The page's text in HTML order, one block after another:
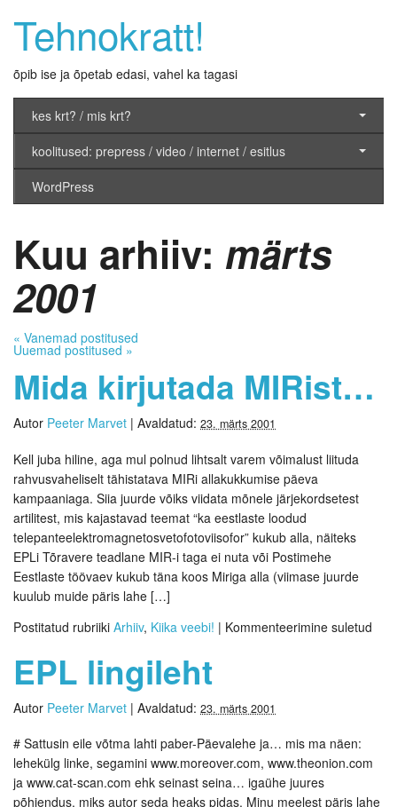
Tehnokratt!
õpib ise ja õpetab edasi, vahel ka tagasi
kes krt? / mis krt?
koolitused: prepress / video / internet / esitlus
WordPress
Kuu arhiiv: märts
2001
« Vanemad postitused
Uuemad postitused »
Mida kirjutada MIRist…
Autor Peeter Marvet | Avaldatud: 23. märts 2001
Kell juba hiline, aga mul polnud lihtsalt varem võimalust liituda
rahvusvaheliselt tähistatava MIRi allakukkumise päeva
kampaaniaga. Siia juurde võiks viidata mõnele järjekordsetest
artilitest, mis kajastavad teemat “ka eestlaste loodud
telepanteelektromagnetosvetofotoviisofor” kukub alla, näiteks
EPLi Tõravere teadlane MIR-i taga ei nuta või Postimehe
Eestlaste töövaev kukub täna koos Miriga alla (viimase juurde
kuulub muide päris lahe […]
Postitatud rubriiki Arhiiv, Kiika veebi! | Kommenteerimine suletud
EPL lingileht
Autor Peeter Marvet | Avaldatud: 23. märts 2001
# Sattusin eile võtma lahti paber-Päevalehe ja… mis ma näen:
lehekülg linke, segamini www.moreover.com, www.theonion.com
ja www.cat-scan.com ehk seinast seina… igaühe juures
põhjendus, miks autor seda heaks pidas. Minu meelest päris lahe